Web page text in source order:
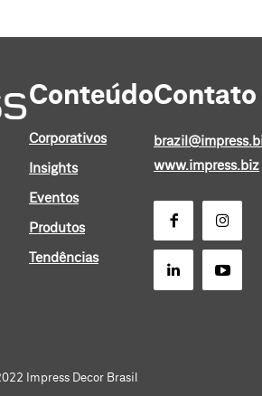
Conteúdo
Corporativos
Insights
Eventos
Produtos
Tendências
Contato
www.impress.biz
Impress Decor Brasil